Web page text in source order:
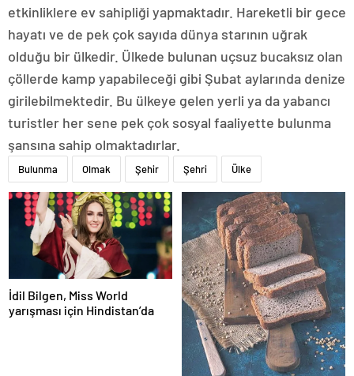
etkinliklere ev sahipliği yapmaktadır. Hareketli bir gece
hayatı ve de pek çok sayıda dünya starının uğrak
olduğu bir ülkedir. Ülkede bulunan uçsuz bucaksız olan
çöllerde kamp yapabileceği gibi Şubat aylarında denize
girilebilmektedir. Bu ülkeye gelen yerli ya da yabancı
turistler her sene pek çok sosyal faaliyette bulunma
şansına sahip olmaktadırlar.
Bulunma Olmak Şehir Şehri Ülke
İdil Bilgen, Miss World
yarışması için Hindistan’da